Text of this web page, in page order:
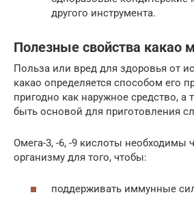
другого инструмента.
Полезные свойства какао
Польза или вред для здоровья от
какао определяется способом его
пригодно как наружное средство, а
быть основой для приготовления
Омега-3, -6, -9 кислоты необходимы
организму для того, чтобы:
поддерживать иммунные